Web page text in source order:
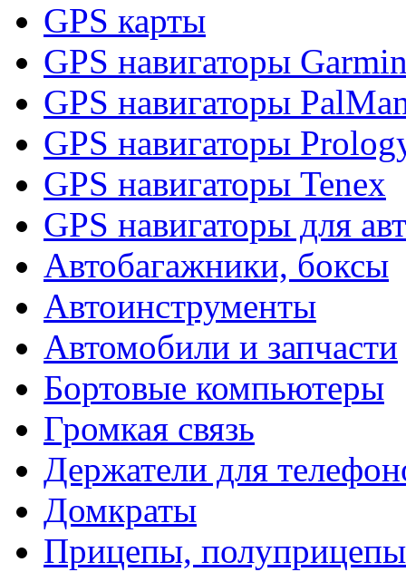
GPS карты
GPS навигаторы
GPS навигаторы
GPS навигаторы
GPS навигаторы Tenex
GPS навигаторы для
Автобагажники, боксы
Автоинструменты
Автомобили и запчасти
Бортовые компьютеры
Громкая связь
Держатели для
Домкраты
Прицепы, полуприцепы